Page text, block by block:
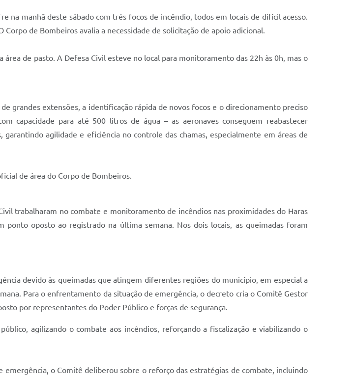
na manhã deste sábado com três focos de incêndio, todos em locais de difícil acesso.
de Bombeiros avalia a necessidade de solicitação de apoio adicional.
de pasto. A Defesa Civil esteve no local para monitoramento das 22h às 0h, mas o
grandes extensões, a identificação rápida de novos focos e o direcionamento preciso
capacidade para até 500 litros de água – as aeronaves conseguem reabastecer
agilidade e eficiência no controle das chamas, especialmente em áreas de
de área do Corpo de Bombeiros.
trabalharam no combate e monitoramento de incêndios nas proximidades do Haras
ponto oposto ao registrado na última semana. Nos dois locais, as queimadas foram
devido às queimadas que atingem diferentes regiões do município, em especial a
Para o enfrentamento da situação de emergência, o decreto cria o Comitê Gestor
por representantes do Poder Público e forças de segurança.
agilizando o combate aos incêndios, reforçando a fiscalização e viabilizando o
o Comitê deliberou sobre o reforço das estratégias de combate, incluindo